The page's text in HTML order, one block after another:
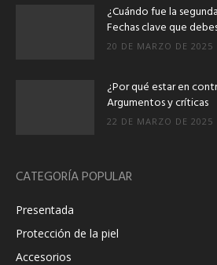
¿Cuándo fue la
Fechas clave que
20 DE MARZO DE 2025
¿Por qué estar en
Argumentos y críticas
22 DE MARZO DE 2025
CATEGORÍA POPULAR
Presentada
Protección de la piel
Accesorios